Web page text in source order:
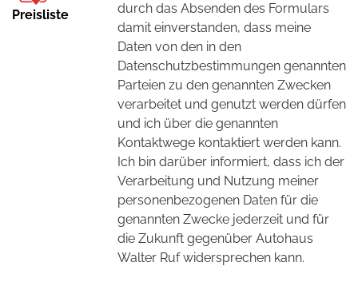
Preisliste
durch das Absenden des Formulars
damit einverstanden, dass meine
Daten von den in den
Datenschutzbestimmungen genannten
Parteien zu den genannten Zwecken
verarbeitet und genutzt werden dürfen
und ich über die genannten
Kontaktwege kontaktiert werden kann.
Ich bin darüber informiert, dass ich der
Verarbeitung und Nutzung meiner
personenbezogenen Daten für die
genannten Zwecke jederzeit und für
die Zukunft gegenüber Autohaus
Walter Ruf widersprechen kann.